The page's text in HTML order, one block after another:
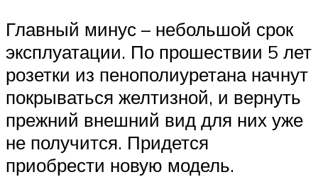
Главный минус – небольшой срок
эксплуатации. По прошествии 5 лет
розетки из пенополиуретана начнут
покрываться желтизной, и вернуть
прежний внешний вид для них уже
не получится. Придется
приобрести новую модель.